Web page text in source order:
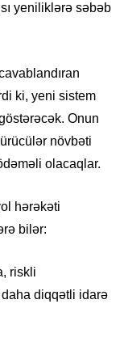
yeniliklərə səbəb
ki, yeni sistem
Onun
növbəti
olacaqlar.
hərəkəti
bilər:
riskli
diqqətli idarə